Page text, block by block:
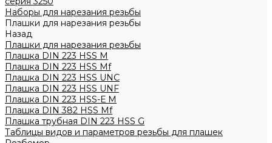
Наборы для нарезания резьбы
Плашки для нарезания резьбы
Назад
Плашки для нарезания резьбы
Плашка DIN 223 HSS M
Плашка DIN 223 HSS Mf
Плашка DIN 223 HSS UNC
Плашка DIN 223 HSS UNF
Плашка DIN 223 HSS-Е M
Плашка DIN 382 HSS Mf
Плашка трубная DIN 223 HSS G
Таблицы видов и параметров резьбы для плашек